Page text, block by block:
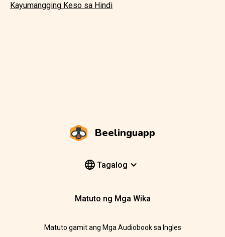
Kayumangging Keso sa Hindi
Beelinguapp
Tagalog
Matuto ng Mga Wika
Matuto gamit ang Mga Audiobook sa Ingles